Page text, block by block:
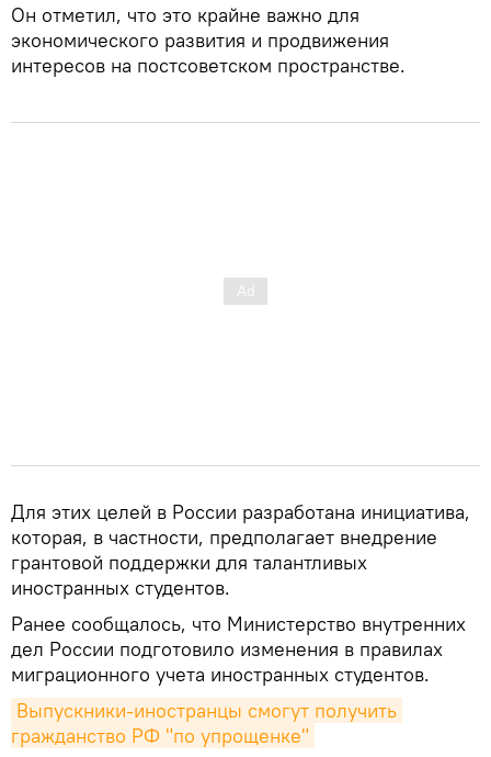
Он отметил, что это крайне важно для
экономического развития и продвижения
интересов на постсоветском пространстве.
Для этих целей в России разработана инициатива,
которая, в частности, предполагает внедрение
грантовой поддержки для талантливых
иностранных студентов.
Ранее сообщалось, что Министерство внутренних
дел России подготовило изменения в правилах
миграционного учета иностранных студентов.
Выпускники-иностранцы смогут получить
гражданство РФ "по упрощенке"